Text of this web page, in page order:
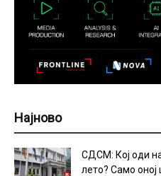
Најново
СДСМ: Кој оди
лето? Само